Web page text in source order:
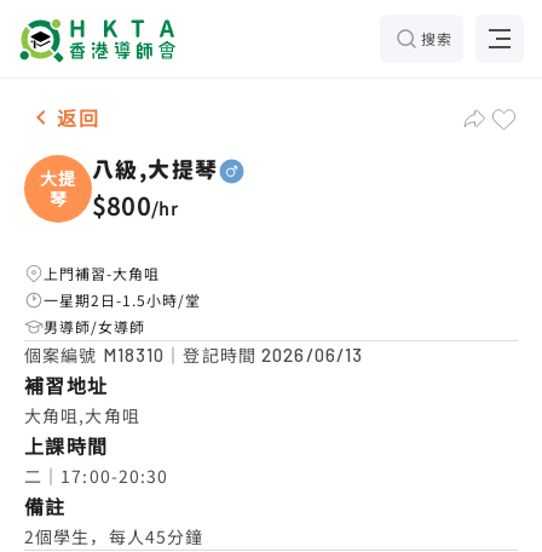
搜索
男-1名 八級,大提琴，大角咀 補習推介
返回
大提
琴
八級,大提琴
$800/hr
上門補習-大角咀
一星期2日-1.5小時/堂
男導師/女導師
個案編號 M18310 ｜登記時間2026/06/13
補習地址
大角咀,大角咀
上課時間
二｜17:00-20:30
備註
2個學生，每人45分鐘